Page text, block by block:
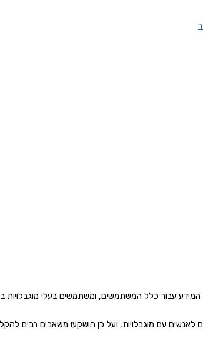
המידע עבור כלל המשתמשים, ומשתמשים בעלי
לאנשים עם מוגבלויות, ועל כן הושקעו משאבים